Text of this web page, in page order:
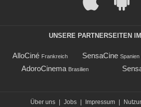
UNSERE PARTNERSEITEN
AlloCiné Frankreich SensaCine Spanien
AdoroCinema Brasilien
Über uns Jobs Impressum